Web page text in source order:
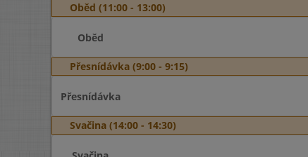
Oběd (11:00 - 13:00)
Oběd
Přesnídávka (9:00 - 9:15)
Přesnídávka
Svačina (14:00 - 14:30)